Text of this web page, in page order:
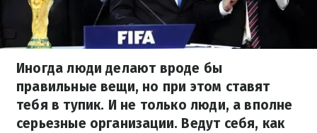
Иногда люди делают вроде бы
правильные вещи, но при этом ставят
тебя в тупик. И не только люди, а вполне
серьезные организации. Ведут себя, как